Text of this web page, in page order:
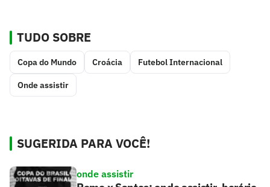
TUDO SOBRE
Copa do Mundo Croácia Futebol Internacional
Onde assistir
SUGERIDA PARA VOCÊ!
onde assistir